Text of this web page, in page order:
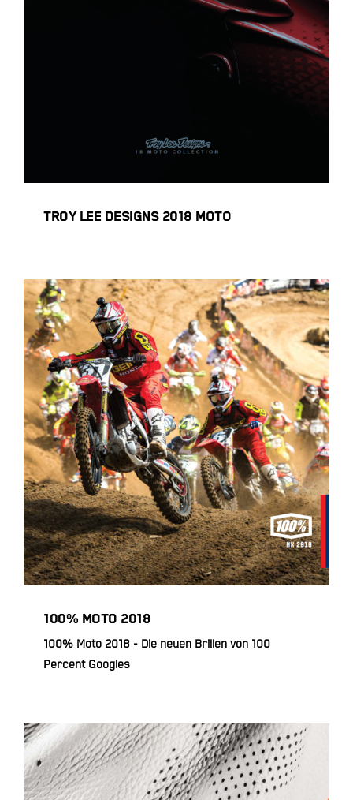
Troy Lee Designs 2018 MOTO
TROY LEE DESIGNS 2018 MOTO
100% Moto 2018
100% MOTO 2018
100% Moto 2018 - Die neuen Brillen von 100
Percent Googles